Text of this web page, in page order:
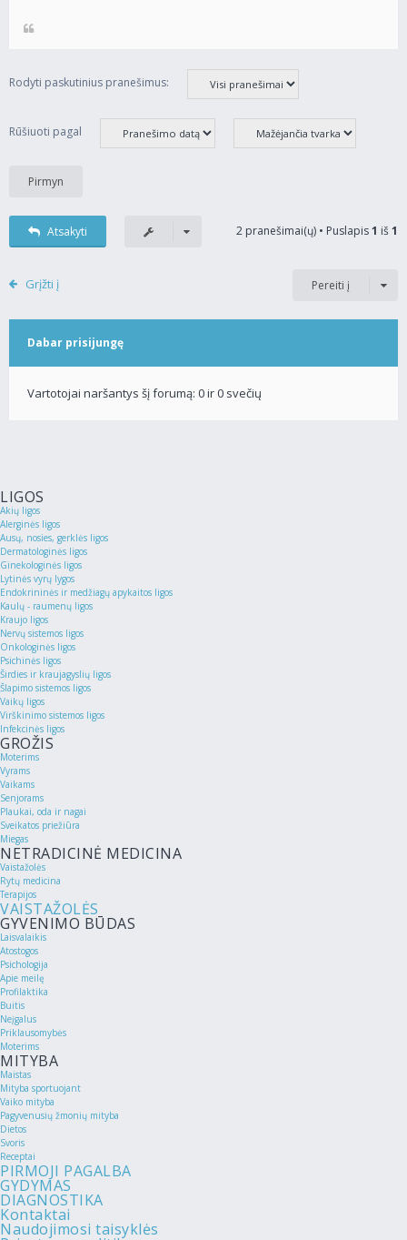
Rodyti paskutinius pranešimus:
Rūšiuoti pagal
Atsakyti 2 pranešimai(ų) • Puslapis1 iš1
Grįžti į Pereiti į
Dabar prisijungę
Vartotojai naršantys šį forumą: 0 ir 0 svečių
LIGOS
Akių ligos
Alerginės ligos
Ausų, nosies, gerklės ligos
Dermatologinės ligos
Ginekologinės ligos
Lytinės vyrų lygos
Endokrininės ir medžiagų apykaitos ligos
Kaulų - raumenų ligos
Kraujo ligos
Nervų sistemos ligos
Onkologinės ligos
Psichinės ligos
Širdies ir kraujagyslių ligos
Šlapimo sistemos ligos
Vaikų ligos
Virškinimo sistemos ligos
Infekcinės ligos
GROŽIS
Moterims
Vyrams
Vaikams
Senjorams
Plaukai, oda ir nagai
Sveikatos priežiūra
Miegas
NETRADICINĖ MEDICINA
Vaistažolės
Rytų medicina
Terapijos
VAISTAŽOLĖS
GYVENIMO BŪDAS
Laisvalaikis
Atostogos
Psichologija
Apie meilę
Profilaktika
Buitis
Neįgalus
Priklausomybės
Moterims
MITYBA
Maistas
Mityba sportuojant
Vaiko mityba
Pagyvenusių žmonių mityba
Dietos
Svoris
Receptai
PIRMOJI PAGALBA
GYDYMAS
DIAGNOSTIKA
Kontaktai
Naudojimosi taisyklės